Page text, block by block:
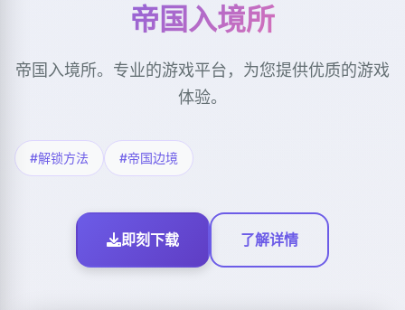
帝国入境所
帝国入境所。专业的游戏平台，为您提供优质的游戏
体验。
#解锁方法 #帝国边境
即刻下载 了解详情